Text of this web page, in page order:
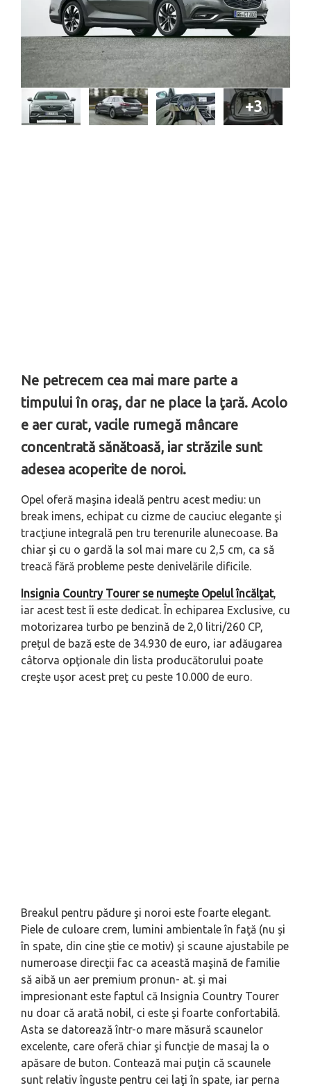
+3
Ne petrecem cea mai mare parte a
timpului în oraş, dar ne place la ţară. Acolo
e aer curat, vacile rumegă mâncare
concentrată sănătoasă, iar străzile sunt
adesea acoperite de noroi.
Opel oferă maşina ideală pentru acest mediu: un
break imens, echipat cu cizme de cauciuc elegante şi
tracţiune integrală pen tru terenurile alunecoase. Ba
chiar şi cu o gardă la sol mai mare cu 2,5 cm, ca să
treacă fără probleme peste denivelările dificile.
Insignia Country Tourer se numeşte Opelul încălţat,
iar acest test îi este dedicat. În echiparea Exclusive, cu
motorizarea turbo pe benzină de 2,0 litri/260 CP,
preţul de bază este de 34.930 de euro, iar adăugarea
câtorva opţionale din lista producătorului poate
creşte uşor acest preţ cu peste 10.000 de euro.
Breakul pentru pădure şi noroi este foarte elegant.
Piele de culoare crem, lumini ambientale în faţă (nu şi
în spate, din cine ştie ce motiv) şi scaune ajustabile pe
numeroase direcţii fac ca această maşină de familie
să aibă un aer premium pronun- at. şi mai
impresionant este faptul că Insignia Country Tourer
nu doar că arată nobil, ci este şi foarte confortabilă.
Asta se datorează într-o mare măsură scaunelor
excelente, care oferă chiar şi funcţie de masaj la o
apăsare de buton. Contează mai puţin că scaunele
sunt relativ înguste pentru cei laţi în spate, iar perna